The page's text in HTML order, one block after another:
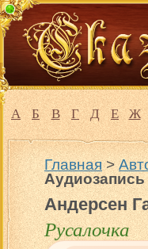
А Б В Г Д Е Ж
Главная>
Андерсен
Русалочка